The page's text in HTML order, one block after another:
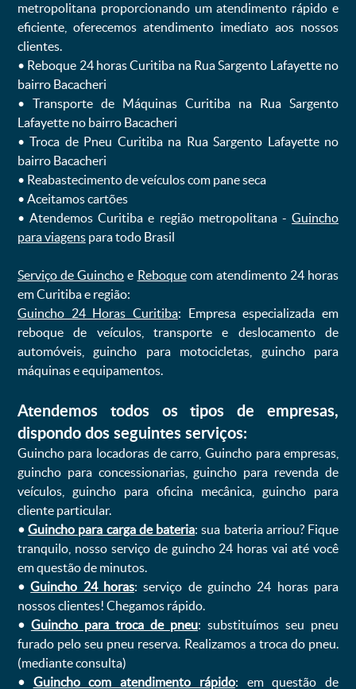
metropolitana proporcionando um atendimento rápido e
eficiente, oferecemos atendimento imediato aos nossos
clientes.
ㅤㅤ• Reboque 24 horas Curitiba na Rua Sargento Lafayette no
bairro Bacacheri
ㅤㅤ• Transporte de Máquinas Curitiba na Rua Sargento
Lafayette no bairro Bacacheri
ㅤㅤ• Troca de Pneu Curitiba na Rua Sargento Lafayette no
bairro Bacacheri
ㅤㅤ• Reabastecimento de veículos com pane seca
ㅤㅤ• Aceitamos cartões
ㅤㅤ• Atendemos Curitiba e região metropolitana -Guincho
para viagenspara todo Brasil
Serviço de Guincho e Reboquecom atendimento 24 horas
em Curitiba e região:
Guincho 24 Horas Curitiba: Empresa especializada em
reboque de veículos, transporte e deslocamento de
automóveis, guincho para motocicletas, guincho para
máquinas e equipamentos.
Atendemos todos os tipos de empresas,
dispondo dos seguintes serviços:
Guincho para locadoras de carro, Guincho para empresas,
guincho para concessionarias, guincho para revenda de
veículos, guincho para oficina mecânica, guincho para
cliente particular.
•Guincho para carga de bateria: sua bateria arriou? Fique
tranquilo, nosso serviço de guincho 24 horas vai até você
em questão de minutos.
•Guincho 24 horas: serviço de guincho 24 horas para
nossos clientes! Chegamos rápido.
• Guincho para troca de pneu: substituímos seu pneu
furado pelo seu pneu reserva. Realizamos a troca do pneu.
(mediante consulta)
• Guincho com atendimento rápido: em questão de